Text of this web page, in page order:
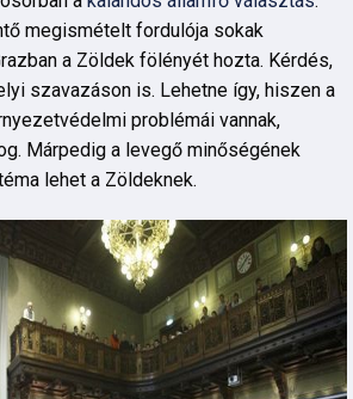
megismételt fordulója sokak
a Zöldek fölényét hozta. Kérdés,
szavazáson is. Lehetne így, hiszen a
problémái vannak,
Márpedig a levegő minőségének
lehet a Zöldeknek.